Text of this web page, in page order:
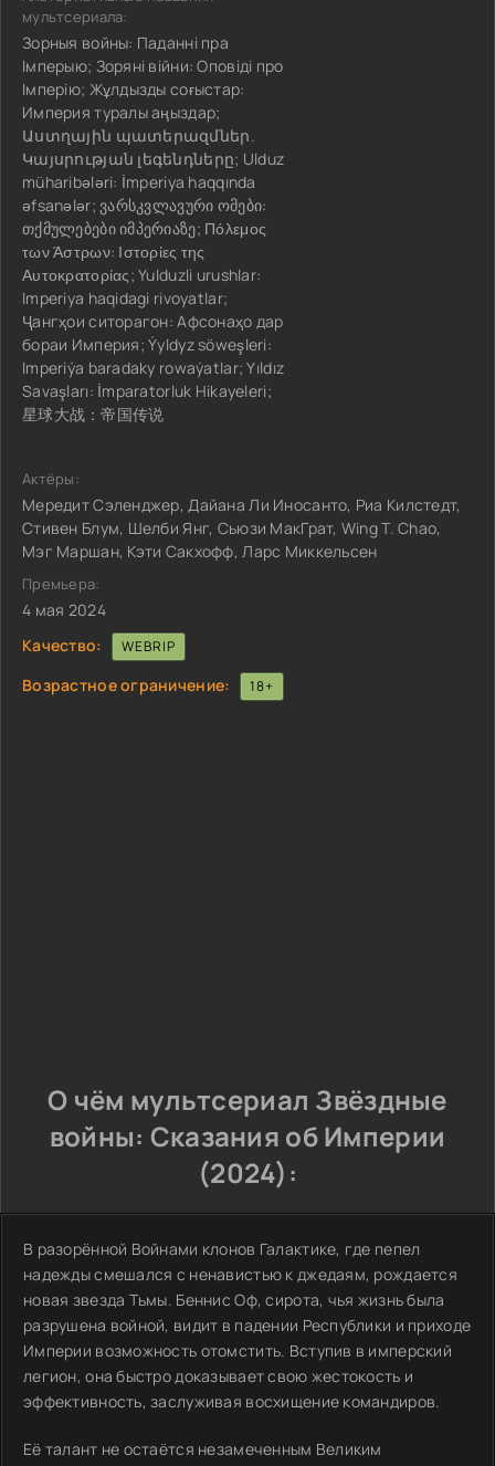
мультсериала:
Зорныя войны: Паданні пра
Імперыю; Зоряні війни: Оповіді про
Імперію; Жұлдызды соғыстар:
Империя туралы аңыздар;
Աստղային պատերազմներ.
Կայսրության լեգենդները; Ulduz
müharibələri: İmperiya haqqında
əfsanələr; ვარსკვლავური ომები:
თქმულებები იმპერიაზე; Πόλεμος
των Άστρων: Ιστορίες της
Αυτοκρατορίας; Yulduzli urushlar:
Imperiya haqidagi rivoyatlar;
Ҷангҳои ситорагон: Афсонаҳо дар
бораи Империя; Ýyldyz söweşleri:
Imperiýa baradaky rowaýatlar; Yıldız
Savaşları: İmparatorluk Hikayeleri;
星球大战：帝国传说
Актёры:
Мередит Сэленджер, Дайана Ли Иносанто, Риа Килстедт,
Стивен Блум, Шелби Янг, Сьюзи МакГрат, Wing T. Chao,
Мэг Маршан, Кэти Сакхофф, Ларс Миккельсен
Премьера:
4 мая 2024
Качество:
WEBRIP
Возрастное ограничение: 18+
О чём мультсериал Звёздные
войны: Сказания об Империи
(2024):
В разорённой Войнами клонов Галактике, где пепел
надежды смешался с ненавистью к джедаям, рождается
новая звезда Тьмы. Беннис Оф, сирота, чья жизнь была
разрушена войной, видит в падении Республики и приходе
Империи возможность отомстить. Вступив в имперский
легион, она быстро доказывает свою жестокость и
эффективность, заслуживая восхищение командиров.
Её талант не остаётся незамеченным Великим